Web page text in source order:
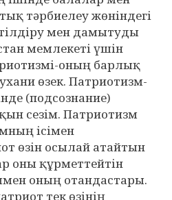
тәрбиелеу жөніндегі
мен дамытуды
мемлекеті үшін
оның барлық
өзек. Патриотизм-
(подсознание)
сезім. Патриотизм
ісімен
өзін осылай атайтын
оны құрметтейтін
оның отандастары.
тек өзінің